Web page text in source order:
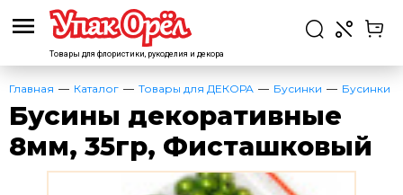
Товары для флористики, рукоделия и декора
Главная Каталог Товары для ДЕКОРА Бусинки Бусинки
Бусины декоративные
8мм, 35гр, Фисташковый